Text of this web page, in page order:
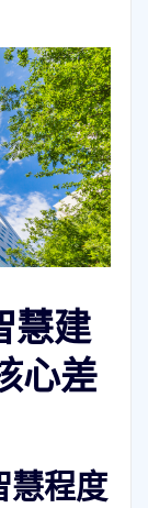
慧建
心差
慧程度